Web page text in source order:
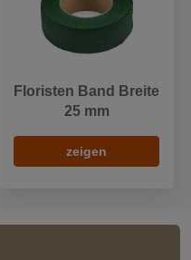
Floristen Band Breite
25 mm
zeigen